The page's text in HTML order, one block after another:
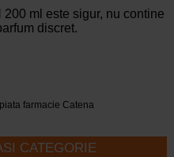
ml este sigur, nu contine
discret.
farmacie Catena
CATEGORIE